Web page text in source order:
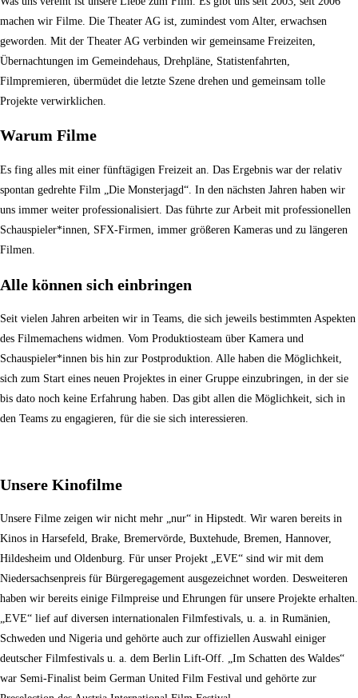
machen wir Filme. Die Theater AG ist, zumindest vom Alter, erwachsen
geworden. Mit der Theater AG verbinden wir gemeinsame Freizeiten,
Übernachtungen im Gemeindehaus, Drehpläne, Statistenfahrten,
Filmpremieren, übermüdet die letzte Szene drehen und gemeinsam tolle
Projekte verwirklichen.
Warum Filme
Es fing alles mit einer fünftägigen Freizeit an. Das Ergebnis war der relativ
spontan gedrehte Film „Die Monsterjagd“. In den nächsten Jahren haben wir
uns immer weiter professionalisiert. Das führte zur Arbeit mit professionellen
Schauspieler*innen, SFX-Firmen, immer größeren Kameras und zu längeren
Filmen.
Alle können sich einbringen
Seit vielen Jahren arbeiten wir in Teams, die sich jeweils bestimmten Aspekten
des Filmemachens widmen. Vom Produktiosteam über Kamera und
Schauspieler*innen bis hin zur Postproduktion. Alle haben die Möglichkeit,
sich zum Start eines neuen Projektes in einer Gruppe einzubringen, in der sie
bis dato noch keine Erfahrung haben. Das gibt allen die Möglichkeit, sich in
den Teams zu engagieren, für die sie sich interessieren.
Unsere Kinofilme
Unsere Filme zeigen wir nicht mehr „nur“ in Hipstedt. Wir waren bereits in
Kinos in Harsefeld, Brake, Bremervörde, Buxtehude, Bremen, Hannover,
Hildesheim und Oldenburg. Für unser Projekt „EVE“ sind wir mit dem
Niedersachsenpreis für Bürgeregagement ausgezeichnet worden. Desweiteren
haben wir bereits einige Filmpreise und Ehrungen für unsere Projekte erhalten.
„EVE“ lief auf diversen internationalen Filmfestivals, u. a. in Rumänien,
Schweden und Nigeria und gehörte auch zur offiziellen Auswahl einiger
deutscher Filmfestivals u. a. dem Berlin Lift-Off. „Im Schatten des Waldes“
war Semi-Finalist beim German United Film Festival und gehörte zur